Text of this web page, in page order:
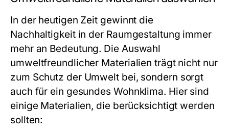
In der heutigen Zeit gewinnt die
Nachhaltigkeit in der Raumgestaltung immer
mehr an Bedeutung. Die Auswahl
umweltfreundlicher Materialien trägt nicht nur
zum Schutz der Umwelt bei, sondern sorgt
auch für ein gesundes Wohnklima. Hier sind
einige Materialien, die berücksichtigt werden
sollten: